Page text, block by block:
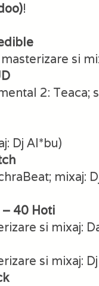
!
si
2: Teaca;
Dj Al*bu)
mixaj:
– 40 Hoti
si mixaj:
si mixaj: